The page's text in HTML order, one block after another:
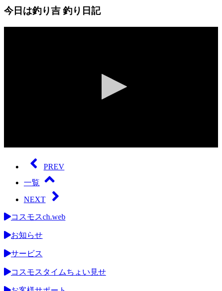
今日は釣り吉 釣り日記
seconds
seconds
PREV
一覧
NEXT
コスモスch.web
お知らせ
サービス
コスモスタイムちょい見せ